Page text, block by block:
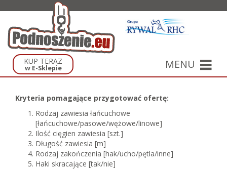
KUP TERAZ
w E-Sklepie MENU
Kryteria pomagające przygotować ofertę:
Rodzaj zawiesia łańcuchowe
[łańcuchowe/pasowe/wężowe/linowe]
Ilość cięgien zawiesia [szt.]
Długość zawiesia [m]
Rodzaj zakończenia [hak/ucho/pętla/inne]
Haki skracające [tak/nie]